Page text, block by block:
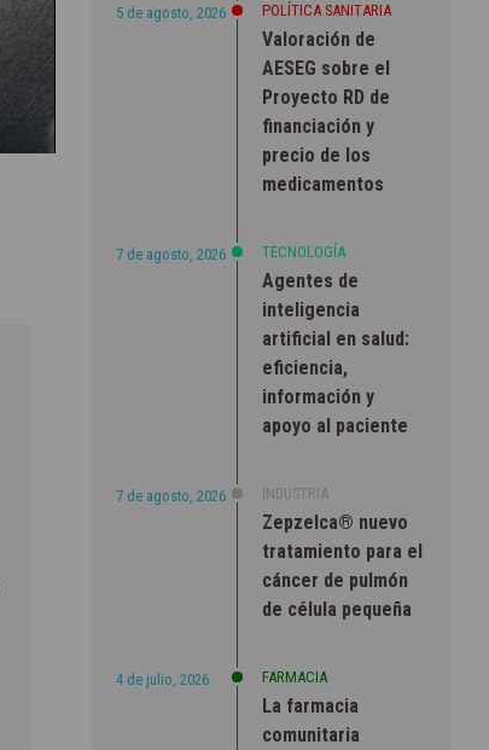
5 de agosto, 2026 POLÍTICA SANITARIA
Valoración de
AESEG sobre el
Proyecto RD de
financiación y
precio de los
medicamentos
7 de agosto, 2026 TECNOLOGÍA
Agentes de
inteligencia
artificial en salud:
eficiencia,
información y
apoyo al paciente
7 de agosto, 2026 INDUSTRIA
Zepzelca® nuevo
tratamiento para el
cáncer de pulmón
de célula pequeña
4 de julio, 2026 FARMACIA
La farmacia
comunitaria